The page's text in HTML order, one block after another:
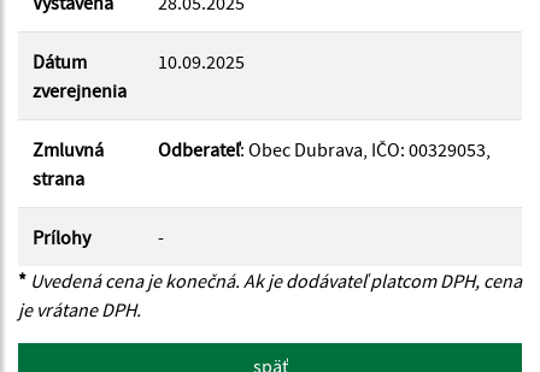
Suma do:
Filtrovať Reset
Dátum
zverejnenia
10.09.2025
Zmluvná
strana
Odberateľ: Obec Dubrava, IČO: 00329053,
Prílohy
-
* Uvedená cena je konečná. Ak je dodávateľ platcom DPH, cena
je vrátane DPH.
späť